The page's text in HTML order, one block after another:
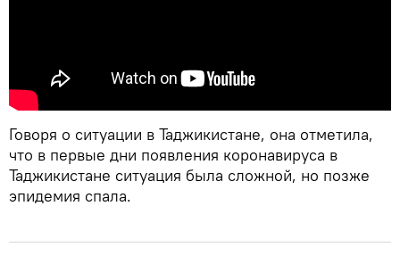
Говоря о ситуации в Таджикистане, она отметила,
что в первые дни появления коронавируса в
Таджикистане ситуация была сложной, но позже
эпидемия спала.